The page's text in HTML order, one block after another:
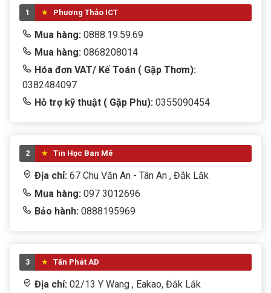
SẠC LAPTOP - ADAPTER LCD
Seagate
TẢN NHIỆT - FAN - LED
THIẾT BỊ LƯU TRỮ
THIẾT BỊ MẠNG - WIFI
Thiết bị văn phòng
tivi
WEB CAM
1 Phương Thảo ICT
Mua hàng: 0888.19.59.69
Mua hàng: 0868208014
Hóa đơn VAT/ Kế Toán ( Gặp Thơm):
0382484097
Hỗ trợ kỹ thuật ( Gặp Phu): 0355090454
2 Tin Học Ban Mê
Địa chỉ: 67 Chu Văn An - Tân An , Đắk Lắk
Mua hàng: 097 3012696
Bảo hành: 0888195969
3 Tấn Phát AD
Địa chỉ: 02/13 Y Wang , Eakao, Đắk Lắk